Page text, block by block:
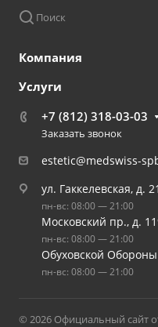
Поиск
Компания
Услуги
+7 (812) 318-03-03
Заказать звонок
estetic@medswiss-
ул. Гаккелевская, д.
пн-вс: 08:00 — 21:00
Московский пр., д.
пн-вс: 08:00 — 21:00
Обуховской
пн-вс: 08:00 — 21:00
© 2026 Официальный сайт